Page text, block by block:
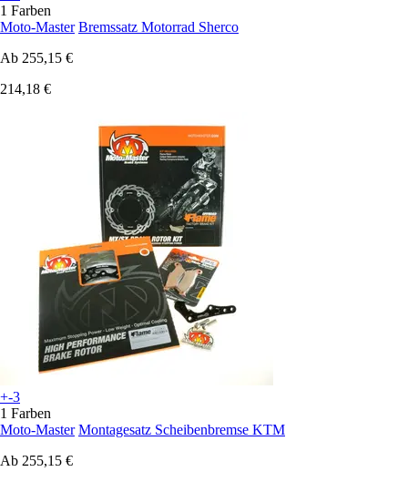
1 Farben
Moto-Master Bremssatz Motorrad Sherco
Ab 255,15 €
214,18 €
+-3
1 Farben
Moto-Master Montagesatz Scheibenbremse KTM
Ab 255,15 €